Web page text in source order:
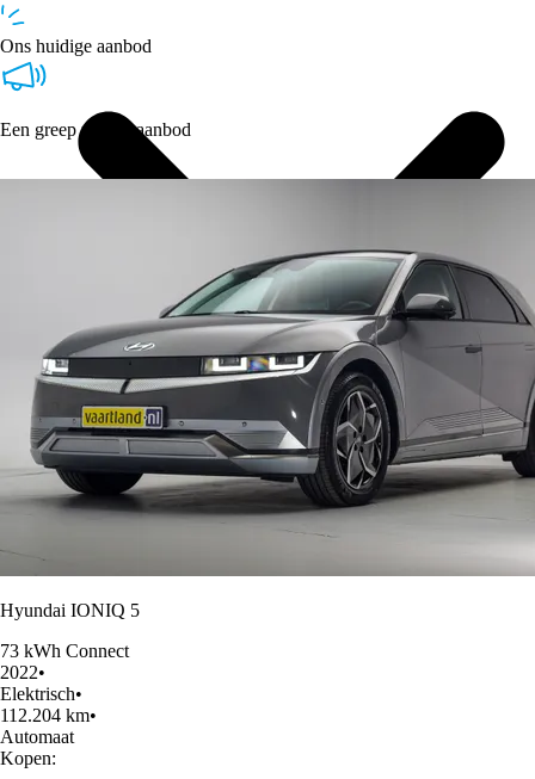
Ons huidige aanbod
Een greep uit ons aanbod
Hyundai IONIQ 5
73 kWh Connect
2022•
Elektrisch•
112.204 km•
Automaat
Kopen: